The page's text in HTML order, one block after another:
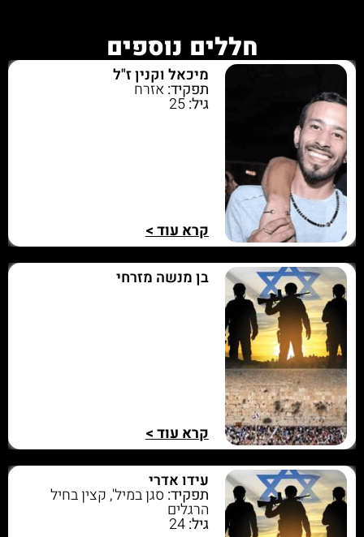
חללים נוספים
מיכאל וקנין ז"ל
תפקיד: אזרח
גיל:25
קרא עוד >
בן מנשה מזרחי
קרא עוד >
עידו אדרי
תפקיד: סגן במיל', קצין בחיל
הרגלים
גיל:24